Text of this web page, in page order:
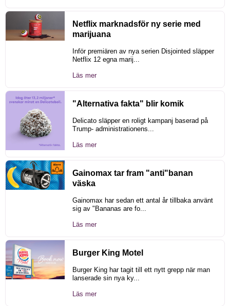
Netflix marknadsför ny serie med
marijuana
Inför premiären av nya serien Disjointed släpper
Netflix 12 egna marij...
Läs mer
"Alternativa fakta" blir komik
Delicato släpper en roligt kampanj baserad på
Trump- administrationens...
Läs mer
Gainomax tar fram "anti"banan
väska
Gainomax har sedan ett antal år tillbaka använt
sig av "Bananas are fo...
Läs mer
Burger King Motel
Burger King har tagit till ett nytt grepp när man
lanserade sin nya ky...
Läs mer